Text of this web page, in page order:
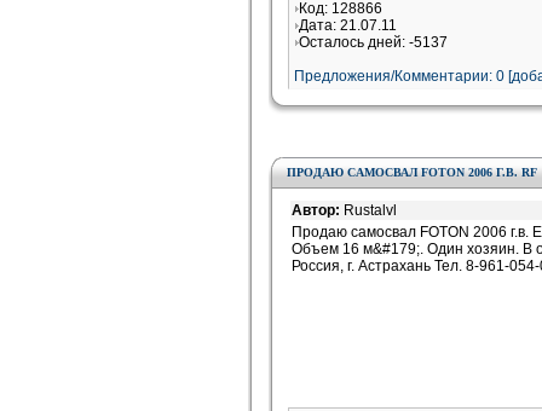
Код: 128866
Дата: 21.07.11
Осталось дней: -5137
Предложения/Комментарии: 0
ПРОДАЮ САМОСВАЛ FOTON 2006 Г.В. RF
Автор: Rustalvl
Продаю самосвал FOTON 2006 г.в.
Объем 16 м&#179;. Один хозяин. В
Россия, г. Астрахань Тел. 8-961-